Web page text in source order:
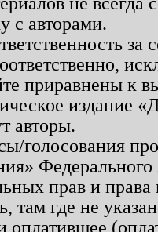
с авторами.
приравнены к
издание
авторы.
голосования
прав и
там где не
оплатившее